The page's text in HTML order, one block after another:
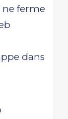
ferme
dans